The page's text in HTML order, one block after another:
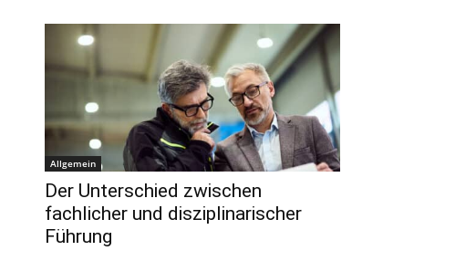
Allgemein
Der Unterschied zwischen
fachlicher und disziplinarischer
Führung